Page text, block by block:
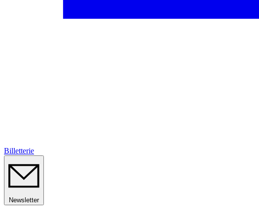
Billetterie
Newsletter